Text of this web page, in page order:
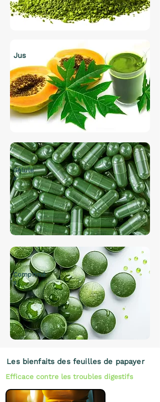
Jus
Gélule
s
Comprimé
s
Les bienfaits des feuilles de papayer
Efficace contre les troubles digestifs